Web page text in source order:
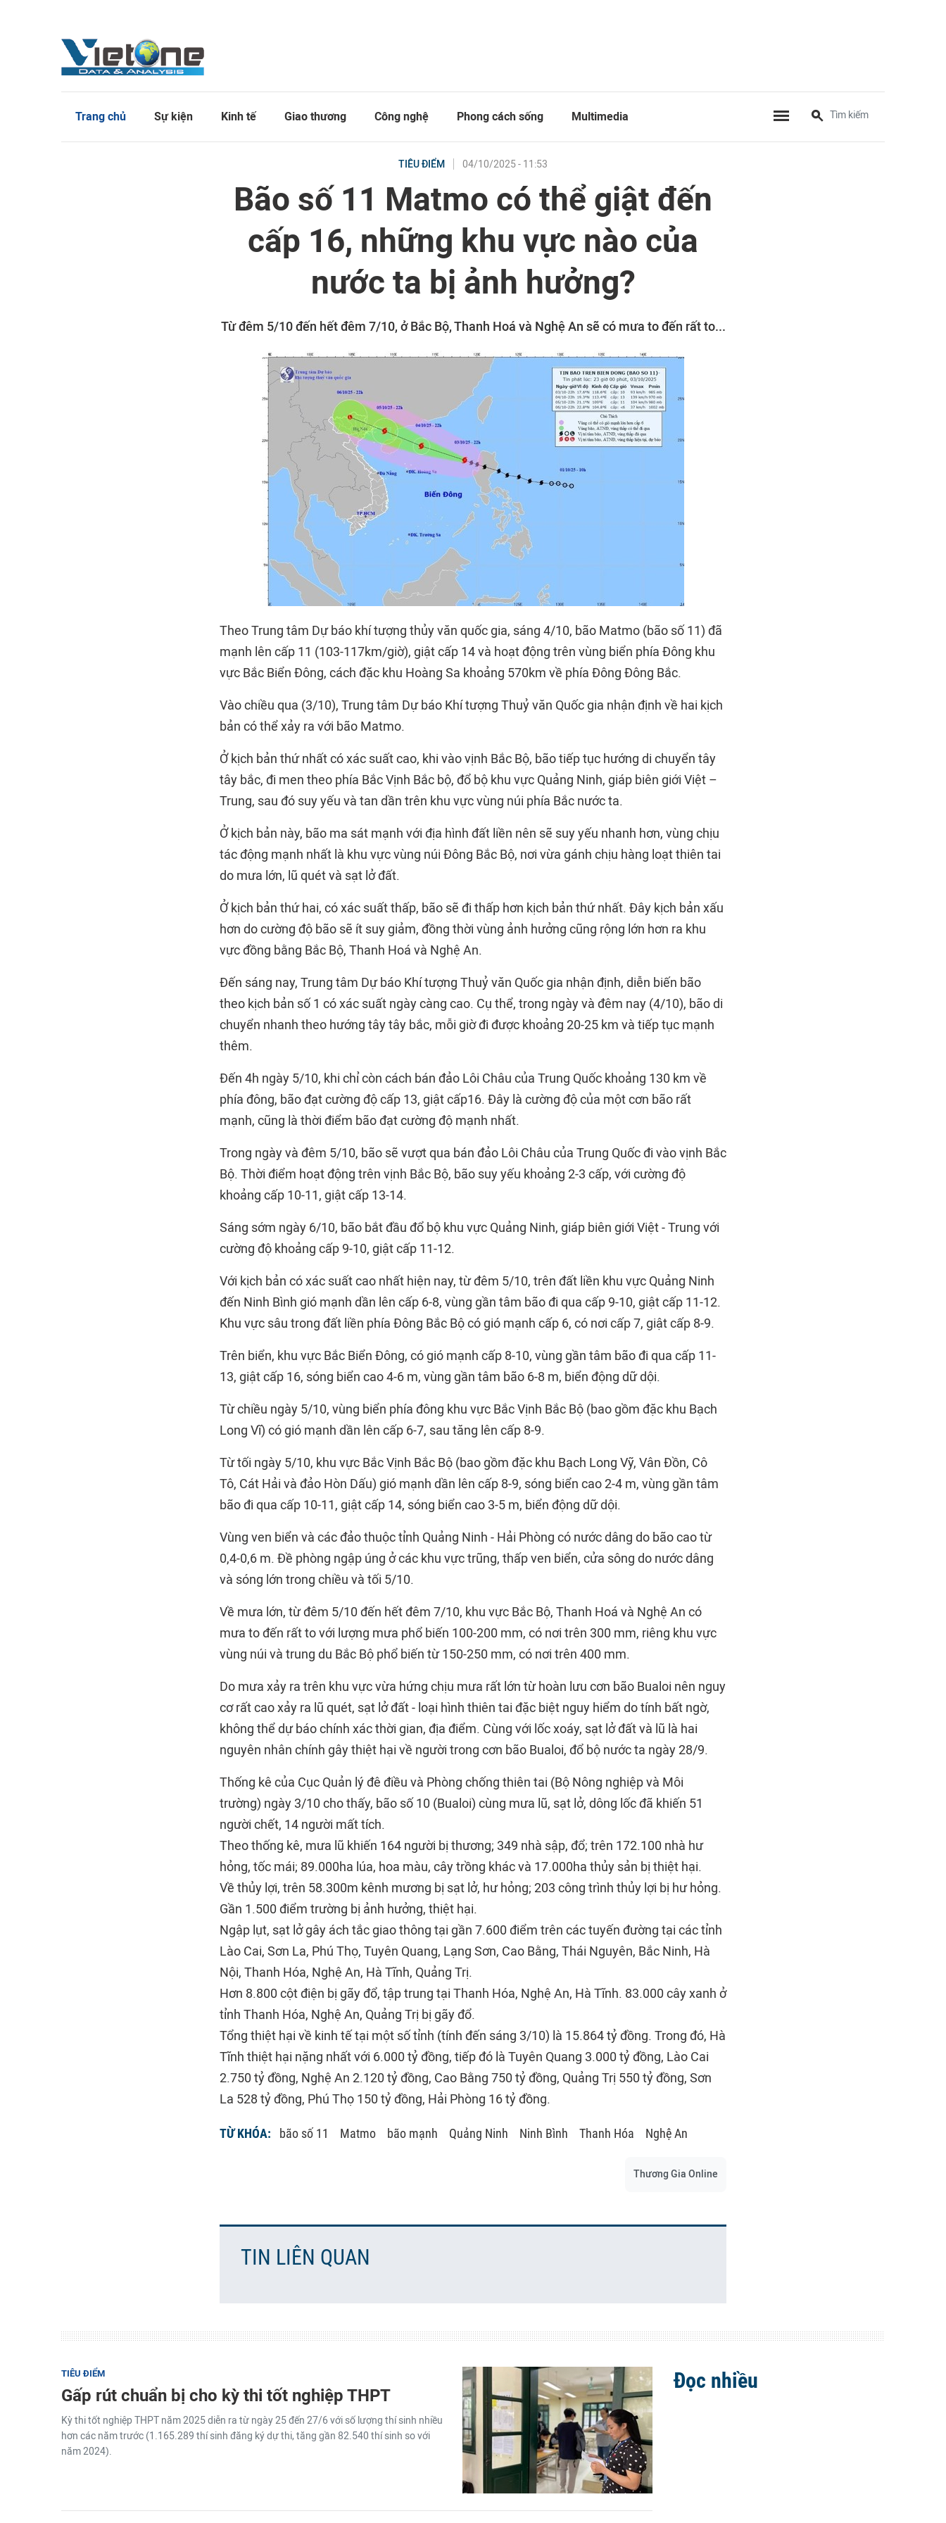
Trang chủ Sự kiện Kinh tế Giao thương Công nghệ Phong cách sống Multimedia
TIÊU ĐIỂM 04/10/2025 - 11:53
Bão số 11 Matmo có thể giật đến
cấp 16, những khu vực nào của
nước ta bị ảnh hưởng?
Từ đêm 5/10 đến hết đêm 7/10, ở Bắc Bộ, Thanh Hoá và Nghệ An sẽ có mưa to đến rất to...
Theo Trung tâm Dự báo khí tượng thủy văn quốc gia, sáng 4/10, bão Matmo (bão số 11) đã
mạnh lên cấp 11 (103-117km/giờ), giật cấp 14 và hoạt động trên vùng biển phía Đông khu
vực Bắc Biển Đông, cách đặc khu Hoàng Sa khoảng 570km về phía Đông Đông Bắc.
Vào chiều qua (3/10), Trung tâm Dự báo Khí tượng Thuỷ văn Quốc gia nhận định về hai kịch
bản có thể xảy ra với bão Matmo.
Ở kịch bản thứ nhất có xác suất cao, khi vào vịnh Bắc Bộ, bão tiếp tục hướng di chuyển tây
tây bắc, đi men theo phía Bắc Vịnh Bắc bộ, đổ bộ khu vực Quảng Ninh, giáp biên giới Việt –
Trung, sau đó suy yếu và tan dần trên khu vực vùng núi phía Bắc nước ta.
Ở kịch bản này, bão ma sát mạnh với địa hình đất liền nên sẽ suy yếu nhanh hơn, vùng chịu
tác động mạnh nhất là khu vực vùng núi Đông Bắc Bộ, nơi vừa gánh chịu hàng loạt thiên tai
do mưa lớn, lũ quét và sạt lở đất.
Ở kịch bản thứ hai, có xác suất thấp, bão sẽ đi thấp hơn kịch bản thứ nhất. Đây kịch bản xấu
hơn do cường độ bão sẽ ít suy giảm, đồng thời vùng ảnh hưởng cũng rộng lớn hơn ra khu
vực đồng bằng Bắc Bộ, Thanh Hoá và Nghệ An.
Đến sáng nay, Trung tâm Dự báo Khí tượng Thuỷ văn Quốc gia nhận định, diễn biến bão
theo kịch bản số 1 có xác suất ngày càng cao. Cụ thể, trong ngày và đêm nay (4/10), bão di
chuyển nhanh theo hướng tây tây bắc, mỗi giờ đi được khoảng 20-25 km và tiếp tục mạnh
thêm.
Đến 4h ngày 5/10, khi chỉ còn cách bán đảo Lôi Châu của Trung Quốc khoảng 130 km về
phía đông, bão đạt cường độ cấp 13, giật cấp16. Đây là cường độ của một cơn bão rất
mạnh, cũng là thời điểm bão đạt cường độ mạnh nhất.
Trong ngày và đêm 5/10, bão sẽ vượt qua bán đảo Lôi Châu của Trung Quốc đi vào vịnh Bắc
Bộ. Thời điểm hoạt động trên vịnh Bắc Bộ, bão suy yếu khoảng 2-3 cấp, với cường độ
khoảng cấp 10-11, giật cấp 13-14.
Sáng sớm ngày 6/10, bão bắt đầu đổ bộ khu vực Quảng Ninh, giáp biên giới Việt - Trung với
cường độ khoảng cấp 9-10, giật cấp 11-12.
Với kịch bản có xác suất cao nhất hiện nay, từ đêm 5/10, trên đất liền khu vực Quảng Ninh
đến Ninh Bình gió mạnh dần lên cấp 6-8, vùng gần tâm bão đi qua cấp 9-10, giật cấp 11-12.
Khu vực sâu trong đất liền phía Đông Bắc Bộ có gió mạnh cấp 6, có nơi cấp 7, giật cấp 8-9.
Trên biển, khu vực Bắc Biển Đông, có gió mạnh cấp 8-10, vùng gần tâm bão đi qua cấp 11-
13, giật cấp 16, sóng biển cao 4-6 m, vùng gần tâm bão 6-8 m, biển động dữ dội.
Từ chiều ngày 5/10, vùng biển phía đông khu vực Bắc Vịnh Bắc Bộ (bao gồm đặc khu Bạch
Long Vĩ) có gió mạnh dần lên cấp 6-7, sau tăng lên cấp 8-9.
Từ tối ngày 5/10, khu vực Bắc Vịnh Bắc Bộ (bao gồm đặc khu Bạch Long Vỹ, Vân Đồn, Cô
Tô, Cát Hải và đảo Hòn Dấu) gió mạnh dần lên cấp 8-9, sóng biển cao 2-4 m, vùng gần tâm
bão đi qua cấp 10-11, giật cấp 14, sóng biển cao 3-5 m, biển động dữ dội.
Vùng ven biển và các đảo thuộc tỉnh Quảng Ninh - Hải Phòng có nước dâng do bão cao từ
0,4-0,6 m. Đề phòng ngập úng ở các khu vực trũng, thấp ven biển, cửa sông do nước dâng
và sóng lớn trong chiều và tối 5/10.
Về mưa lớn, từ đêm 5/10 đến hết đêm 7/10, khu vực Bắc Bộ, Thanh Hoá và Nghệ An có
mưa to đến rất to với lượng mưa phổ biến 100-200 mm, có nơi trên 300 mm, riêng khu vực
vùng núi và trung du Bắc Bộ phổ biến từ 150-250 mm, có nơi trên 400 mm.
Do mưa xảy ra trên khu vực vừa hứng chịu mưa rất lớn từ hoàn lưu cơn bão Bualoi nên nguy
cơ rất cao xảy ra lũ quét, sạt lở đất - loại hình thiên tai đặc biệt nguy hiểm do tính bất ngờ,
không thể dự báo chính xác thời gian, địa điểm. Cùng với lốc xoáy, sạt lở đất và lũ là hai
nguyên nhân chính gây thiệt hại về người trong cơn bão Bualoi, đổ bộ nước ta ngày 28/9.
Thống kê của Cục Quản lý đê điều và Phòng chống thiên tai (Bộ Nông nghiệp và Môi
trường) ngày 3/10 cho thấy, bão số 10 (Bualoi) cùng mưa lũ, sạt lở, dông lốc đã khiến 51
người chết, 14 người mất tích.
Theo thống kê, mưa lũ khiến 164 người bị thương; 349 nhà sập, đổ; trên 172.100 nhà hư
hỏng, tốc mái; 89.000ha lúa, hoa màu, cây trồng khác và 17.000ha thủy sản bị thiệt hại.
Về thủy lợi, trên 58.300m kênh mương bị sạt lở, hư hỏng; 203 công trình thủy lợi bị hư hỏng.
Gần 1.500 điểm trường bị ảnh hưởng, thiệt hại.
Ngập lụt, sạt lở gây ách tắc giao thông tại gần 7.600 điểm trên các tuyến đường tại các tỉnh
Lào Cai, Sơn La, Phú Thọ, Tuyên Quang, Lạng Sơn, Cao Bằng, Thái Nguyên, Bắc Ninh, Hà
Nội, Thanh Hóa, Nghệ An, Hà Tĩnh, Quảng Trị.
Hơn 8.800 cột điện bị gãy đổ, tập trung tại Thanh Hóa, Nghệ An, Hà Tĩnh. 83.000 cây xanh ở
tỉnh Thanh Hóa, Nghệ An, Quảng Trị bị gãy đổ.
Tổng thiệt hại về kinh tế tại một số tỉnh (tính đến sáng 3/10) là 15.864 tỷ đồng. Trong đó, Hà
Tĩnh thiệt hại nặng nhất với 6.000 tỷ đồng, tiếp đó là Tuyên Quang 3.000 tỷ đồng, Lào Cai
2.750 tỷ đồng, Nghệ An 2.120 tỷ đồng, Cao Bằng 750 tỷ đồng, Quảng Trị 550 tỷ đồng, Sơn
La 528 tỷ đồng, Phú Thọ 150 tỷ đồng, Hải Phòng 16 tỷ đồng.
TỪ KHÓA: bão số 11 Matmo bão mạnh Quảng Ninh Ninh Bình Thanh Hóa Nghệ An
Thương Gia Online
TIN LIÊN QUAN
TIÊU ĐIỂM
Gấp rút chuẩn bị cho kỳ thi tốt nghiệp THPT
Kỳ thi tốt nghiệp THPT năm 2025 diễn ra từ ngày 25 đến 27/6 với số lượng thí sinh nhiều
hơn các năm trước (1.165.289 thí sinh đăng ký dự thi, tăng gần 82.540 thí sinh so với
năm 2024).
Đọc nhiều